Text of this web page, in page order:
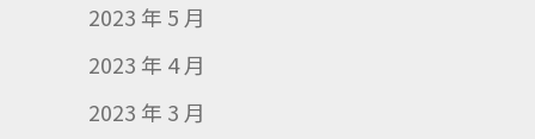
2023 年 5 月
2023 年 4 月
2023 年 3 月